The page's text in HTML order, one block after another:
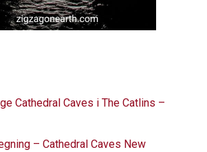
Cathedral Caves i The Catlins –
– Cathedral Caves New